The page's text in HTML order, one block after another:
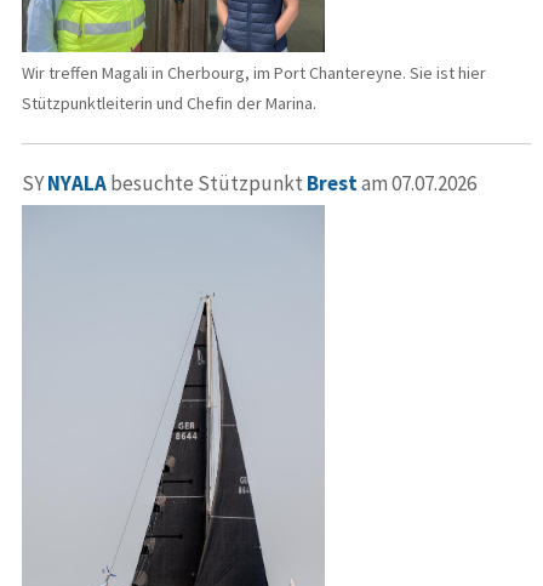
Wir treffen Magali in Cherbourg, im Port Chantereyne. Sie ist hier
Stützpunktleiterin und Chefin der Marina.
SYNYALAbesuchte Stützpunkt Brestam 07.07.2026